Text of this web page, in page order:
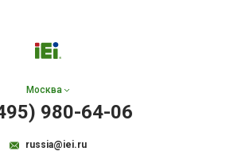
Москва
980-64-06
russia@iei.ru